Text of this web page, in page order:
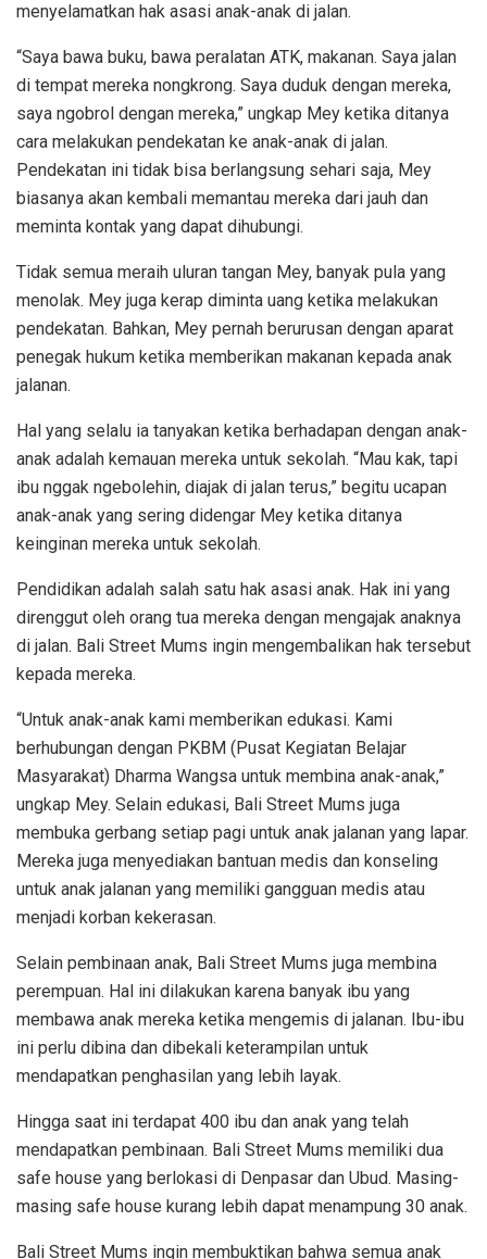
menyelamatkan hak asasi anak-anak di jalan.
“Saya bawa buku, bawa peralatan ATK, makanan. Saya jalan
di tempat mereka nongkrong. Saya duduk dengan mereka,
saya ngobrol dengan mereka,” ungkap Mey ketika ditanya
cara melakukan pendekatan ke anak-anak di jalan.
Pendekatan ini tidak bisa berlangsung sehari saja, Mey
biasanya akan kembali memantau mereka dari jauh dan
meminta kontak yang dapat dihubungi.
Tidak semua meraih uluran tangan Mey, banyak pula yang
menolak. Mey juga kerap diminta uang ketika melakukan
pendekatan. Bahkan, Mey pernah berurusan dengan aparat
penegak hukum ketika memberikan makanan kepada anak
jalanan.
Hal yang selalu ia tanyakan ketika berhadapan dengan anak-
anak adalah kemauan mereka untuk sekolah. “Mau kak, tapi
ibu nggak ngebolehin, diajak di jalan terus,” begitu ucapan
anak-anak yang sering didengar Mey ketika ditanya
keinginan mereka untuk sekolah.
Pendidikan adalah salah satu hak asasi anak. Hak ini yang
direnggut oleh orang tua mereka dengan mengajak anaknya
di jalan. Bali Street Mums ingin mengembalikan hak tersebut
kepada mereka.
“Untuk anak-anak kami memberikan edukasi. Kami
berhubungan dengan PKBM (Pusat Kegiatan Belajar
Masyarakat) Dharma Wangsa untuk membina anak-anak,”
ungkap Mey. Selain edukasi, Bali Street Mums juga
membuka gerbang setiap pagi untuk anak jalanan yang lapar.
Mereka juga menyediakan bantuan medis dan konseling
untuk anak jalanan yang memiliki gangguan medis atau
menjadi korban kekerasan.
Selain pembinaan anak, Bali Street Mums juga membina
perempuan. Hal ini dilakukan karena banyak ibu yang
membawa anak mereka ketika mengemis di jalanan. Ibu-ibu
ini perlu dibina dan dibekali keterampilan untuk
mendapatkan penghasilan yang lebih layak.
Hingga saat ini terdapat 400 ibu dan anak yang telah
mendapatkan pembinaan. Bali Street Mums memiliki dua
safe house yang berlokasi di Denpasar dan Ubud. Masing-
masing safe house kurang lebih dapat menampung 30 anak.
Bali Street Mums ingin membuktikan bahwa semua anak